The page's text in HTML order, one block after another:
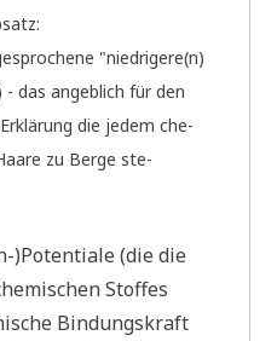
"niedrigere(n)
das angeb­lich für den
die jedem che­
zu Ber­ge ste­
)Potentiale (die die
Stof­fes
Bin­dungs­kraft